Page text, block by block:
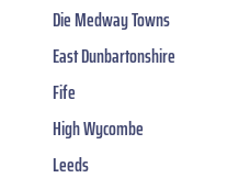
Die Medway Towns
East Dunbartonshire
Fife
High Wycombe
Leeds